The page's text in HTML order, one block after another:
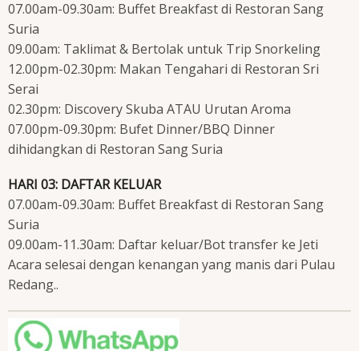
07.00am-09.30am: Buffet Breakfast di Restoran Sang
Suria
09.00am: Taklimat & Bertolak untuk Trip Snorkeling
12.00pm-02.30pm: Makan Tengahari di Restoran Sri
Serai
02.30pm: Discovery Skuba ATAU Urutan Aroma
07.00pm-09.30pm: Bufet Dinner/BBQ Dinner
dihidangkan di Restoran Sang Suria
HARI 03: DAFTAR KELUAR
07.00am-09.30am: Buffet Breakfast di Restoran Sang
Suria
09.00am-11.30am: Daftar keluar/Bot transfer ke Jeti
Acara selesai dengan kenangan yang manis dari Pulau
Redang..